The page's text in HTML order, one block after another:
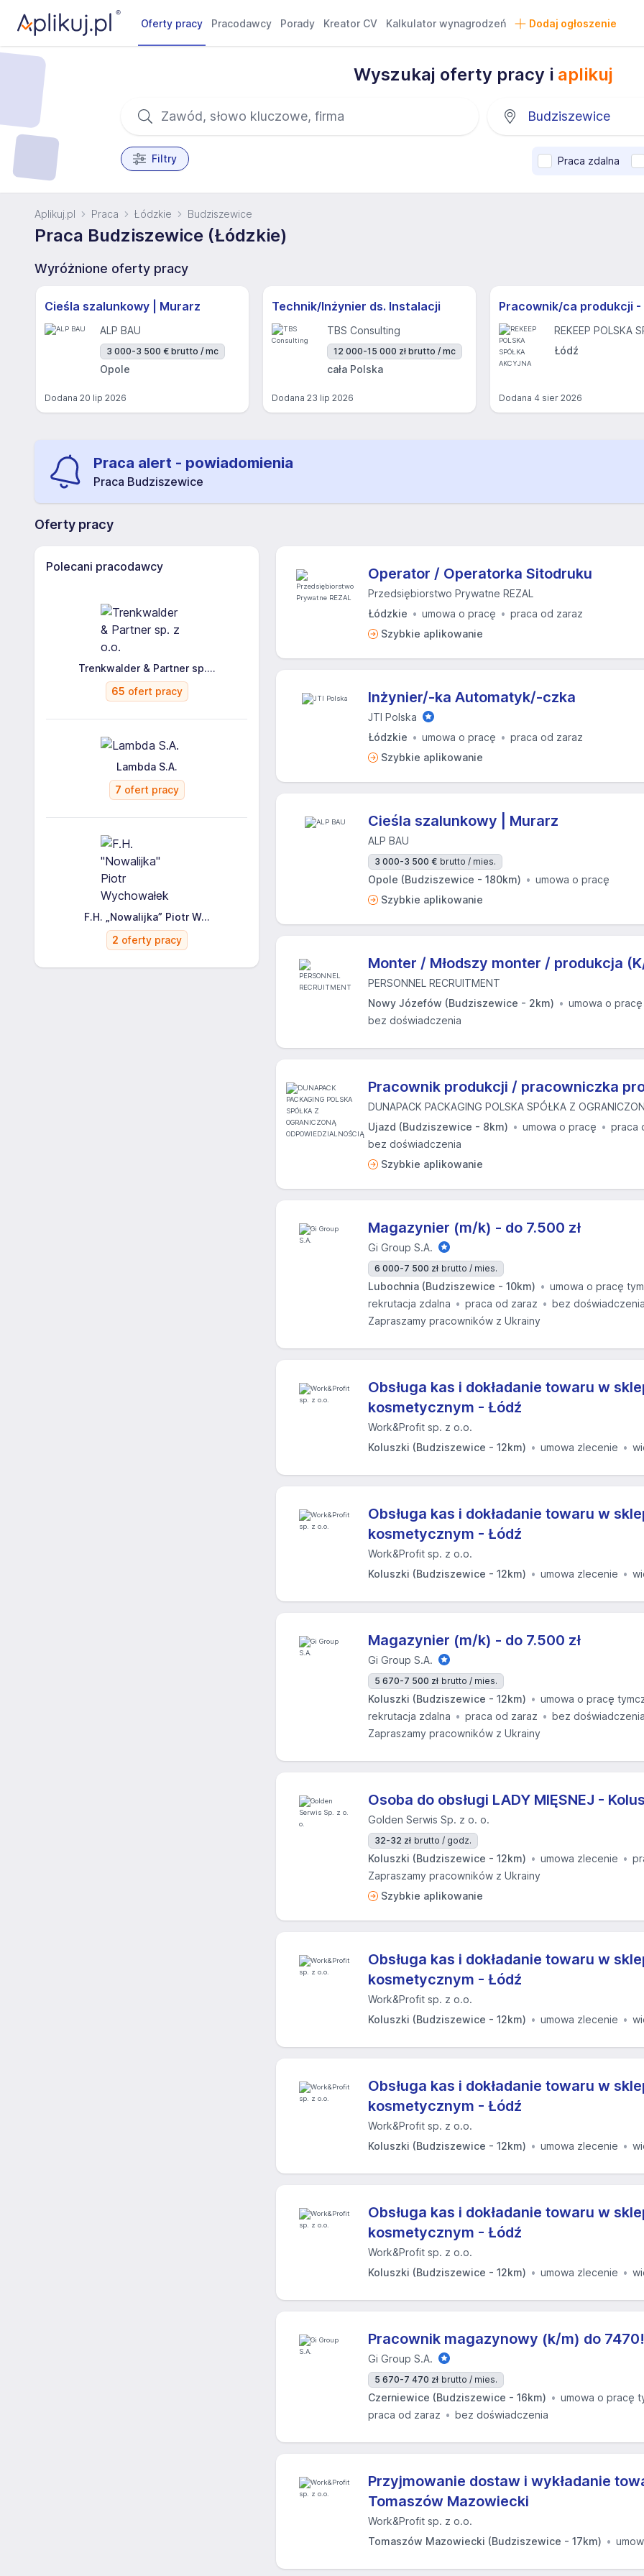
Oferty pracy Pracodawcy Porady Kreator CV Kalkulator wynagrodzeń Dodaj ogłoszenie
Wyszukaj oferty pracy i aplikuj
Filtry Praca zdalna
Aplikuj.pl Praca Łódzkie Budziszewice
Praca Budziszewice (Łódzkie)
Wyróżnione oferty pracy
Cieśla szalunkowy | Murarz
ALP BAU
3 000-3 500 € brutto / mc
Opole
Dodana 20 lip 2026
Technik/Inżynier ds. Instalacji
TBS Consulting
12 000-15 000 zł brutto / mc
cała Polska
Dodana 23 lip 2026
Łódź
Dodana 4 sier 2026
Praca alert - powiadomienia
Praca Budziszewice
Oferty pracy
Polecani pracodawcy
Trenkwalder & Partner sp....
65 ofert pracy
Lambda S.A.
7 ofert pracy
F.H. „Nowalijka” Piotr W...
2 oferty pracy
Operator / Operatorka Sitodruku
Przedsiębiorstwo Prywatne REZAL
Łódzkie
umowa o pracę
praca od zaraz
Szybkie aplikowanie
Inżynier/-ka Automatyk/-czka
JTI Polska
Łódzkie
umowa o pracę
praca od zaraz
Szybkie aplikowanie
Cieśla szalunkowy | Murarz
ALP BAU
3 000-3 500 € brutto / mies.
Opole (Budziszewice - 180km)
umowa o pracę
Szybkie aplikowanie
Monter / Młodszy monter / produkcja
PERSONNEL RECRUITMENT
Nowy Józefów (Budziszewice - 2km)
umowa o pracę
bez doświadczenia
Pracownik produkcji / pracowniczka
DUNAPACK PACKAGING POLSKA SPÓŁKA Z
Ujazd (Budziszewice - 8km)
umowa o pracę
praca
bez doświadczenia
Szybkie aplikowanie
Magazynier (m/k) - do 7.500 zł
Gi Group S.A.
6 000-7 500 zł brutto / mies.
Lubochnia (Budziszewice - 10km)
umowa o pracę
rekrutacja zdalna
praca od zaraz
bez
Zapraszamy pracowników z Ukrainy
Obsługa kas i dokładanie towaru w
kosmetycznym - Łódź
Work&Profit sp. z o.o.
Koluszki (Budziszewice - 12km)
umowa zlecenie
Obsługa kas i dokładanie towaru w
kosmetycznym - Łódź
Work&Profit sp. z o.o.
Koluszki (Budziszewice - 12km)
umowa zlecenie
Magazynier (m/k) - do 7.500 zł
Gi Group S.A.
5 670-7 500 zł brutto / mies.
Koluszki (Budziszewice - 12km)
umowa o pracę
rekrutacja zdalna
praca od zaraz
bez
Zapraszamy pracowników z Ukrainy
Osoba do obsługi LADY MIĘSNEJ -
Golden Serwis Sp. z o. o.
32-32 zł brutto / godz.
Koluszki (Budziszewice - 12km) umowa zlecenie
Zapraszamy pracowników z Ukrainy
Szybkie aplikowanie
Obsługa kas i dokładanie towaru w
kosmetycznym - Łódź
Work&Profit sp. z o.o.
Koluszki (Budziszewice - 12km)
umowa zlecenie
Obsługa kas i dokładanie towaru w
kosmetycznym - Łódź
Work&Profit sp. z o.o.
Koluszki (Budziszewice - 12km)
umowa zlecenie
Obsługa kas i dokładanie towaru w
kosmetycznym - Łódź
Work&Profit sp. z o.o.
Koluszki (Budziszewice - 12km)
umowa zlecenie
Pracownik magazynowy (k/m) do
Gi Group S.A.
5 670-7 470 zł brutto / mies.
Czerniewice (Budziszewice - 16km)
umowa o pracę
praca od zaraz
bez doświadczenia
Przyjmowanie dostaw i wykładanie
Tomaszów Mazowiecki
Work&Profit sp. z o.o.
Tomaszów Mazowiecki (Budziszewice - 17km)